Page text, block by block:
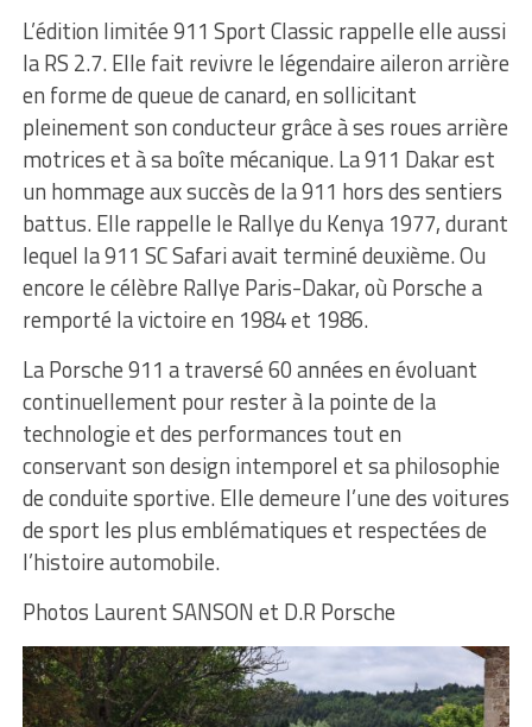
L’édition limitée 911 Sport Classic rappelle elle aussi
la RS 2.7. Elle fait revivre le légendaire aileron arrière
en forme de queue de canard, en sollicitant
pleinement son conducteur grâce à ses roues arrière
motrices et à sa boîte mécanique. La 911 Dakar est
un hommage aux succès de la 911 hors des sentiers
battus. Elle rappelle le Rallye du Kenya 1977, durant
lequel la 911 SC Safari avait terminé deuxième. Ou
encore le célèbre Rallye Paris-Dakar, où Porsche a
remporté la victoire en 1984 et 1986.
La Porsche 911 a traversé 60 années en évoluant
continuellement pour rester à la pointe de la
technologie et des performances tout en
conservant son design intemporel et sa philosophie
de conduite sportive. Elle demeure l’une des voitures
de sport les plus emblématiques et respectées de
l’histoire automobile.
Photos Laurent SANSON et D.R Porsche